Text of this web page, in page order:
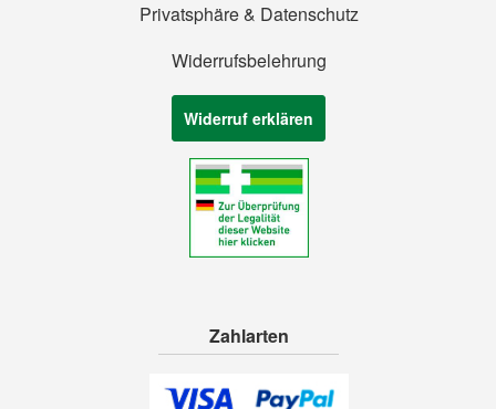
Privatsphäre & Datenschutz
Widerrufsbelehrung
Widerruf erklären
Zahlarten